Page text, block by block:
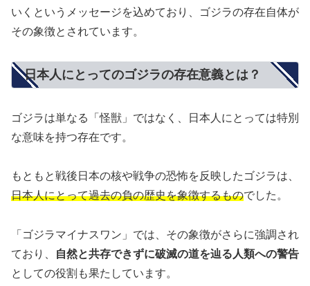
いくというメッセージを込めており、ゴジラの存在自体が
その象徴とされています。
日本人にとってのゴジラの存在意義とは？
ゴジラは単なる「怪獣」ではなく、日本人にとっては特別
な意味を持つ存在です。
もともと戦後日本の核や戦争の恐怖を反映したゴジラは、
日本人にとって過去の負の歴史を象徴するものでした。
「ゴジラマイナスワン」では、その象徴がさらに強調され
ており、
自然と共存できずに破滅の道を辿る人類への警告
としての役割も果たしています。